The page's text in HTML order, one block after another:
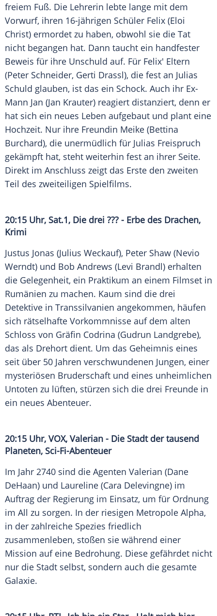
freiem Fuß. Die Lehrerin lebte lange mit dem
Vorwurf, ihren 16-jährigen Schüler Felix (Eloi
Christ) ermordet zu haben, obwohl sie die Tat
nicht begangen hat. Dann taucht ein handfester
Beweis für ihre Unschuld auf. Für Felix' Eltern
(Peter Schneider, Gerti Drassl), die fest an Julias
Schuld glauben, ist das ein Schock. Auch ihr Ex-
Mann Jan (Jan Krauter) reagiert distanziert, denn er
hat sich ein neues Leben aufgebaut und plant eine
Hochzeit. Nur ihre Freundin Meike (Bettina
Burchard), die unermüdlich für Julias Freispruch
gekämpft hat, steht weiterhin fest an ihrer Seite.
Direkt im Anschluss zeigt das Erste den zweiten
Teil des zweiteiligen Spielfilms.
20:15 Uhr, Sat.1, Die drei ??? - Erbe des Drachen,
Krimi
Justus Jonas (Julius Weckauf), Peter Shaw (Nevio
Werndt) und Bob Andrews (Levi Brandl) erhalten
die Gelegenheit, ein Praktikum an einem Filmset in
Rumänien zu machen. Kaum sind die drei
Detektive in Transsilvanien angekommen, häufen
sich rätselhafte Vorkommnisse auf dem alten
Schloss von Gräfin Codrina (Gudrun Landgrebe),
das als Drehort dient. Um das Geheimnis eines
seit über 50 Jahren verschwundenen Jungen, einer
mysteriösen Bruderschaft und eines unheimlichen
Untoten zu lüften, stürzen sich die drei Freunde in
ein neues Abenteuer.
20:15 Uhr, VOX, Valerian - Die Stadt der tausend
Planeten, Sci-Fi-Abenteuer
Im Jahr 2740 sind die Agenten Valerian (Dane
DeHaan) und Laureline (Cara Delevingne) im
Auftrag der Regierung im Einsatz, um für Ordnung
im All zu sorgen. In der riesigen Metropole Alpha,
in der zahlreiche Spezies friedlich
zusammenleben, stoßen sie während einer
Mission auf eine Bedrohung. Diese gefährdet nicht
nur die Stadt selbst, sondern auch die gesamte
Galaxie.